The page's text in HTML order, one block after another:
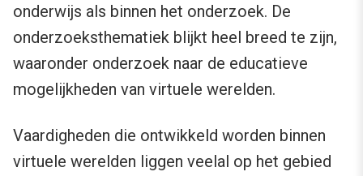
onderwijs als binnen het onderzoek. De
onderzoeksthematiek blijkt heel breed te zijn,
waaronder onderzoek naar de educatieve
mogelijkheden van virtuele werelden.
Vaardigheden die ontwikkeld worden binnen
virtuele werelden liggen veelal op het gebied